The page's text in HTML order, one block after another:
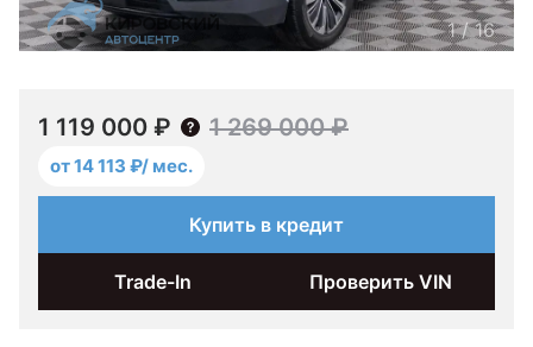
1/16
1 119 000 ₽ 1 269 000 ₽
от 14 113 ₽/ мес.
Купить в кредит
Trade-In Проверить VIN